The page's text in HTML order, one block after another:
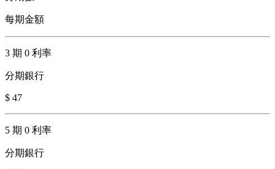
每期金額
3 期 0 利率
分期銀行
$ 47
5 期 0 利率
分期銀行